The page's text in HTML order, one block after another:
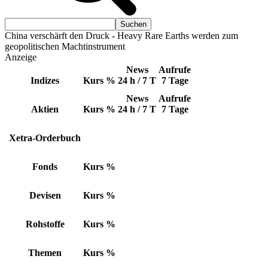
China verschärft den Druck - Heavy Rare Earths werden zum
geopolitischen Machtinstrument
Anzeige
Indizes Kurs %
News
24 h / 7 T
Aufrufe
7 Tage
Aktien Kurs %
News
24 h / 7 T
Aufrufe
7 Tage
Xetra-Orderbuch
Fonds Kurs %
Devisen Kurs %
Rohstoffe Kurs %
Themen Kurs %